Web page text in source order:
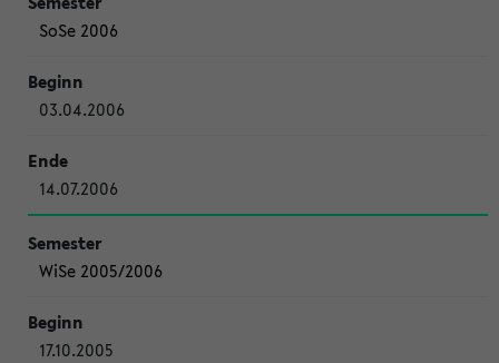
SoSe 2006
03.04.2006
14.07.2006
WiSe 2005/2006
17.10.2005